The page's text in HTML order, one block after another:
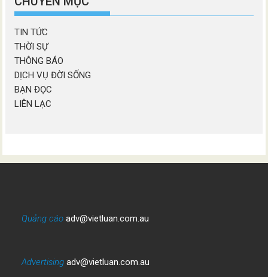
TIN TỨC
THỜI SỰ
THÔNG BÁO
DỊCH VỤ ĐỜI SỐNG
BẠN ĐỌC
LIÊN LẠC
Quảng cáo adv@vietluan.com.au
Advertising adv@vietluan.com.au